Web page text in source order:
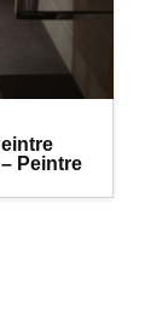
Peintre